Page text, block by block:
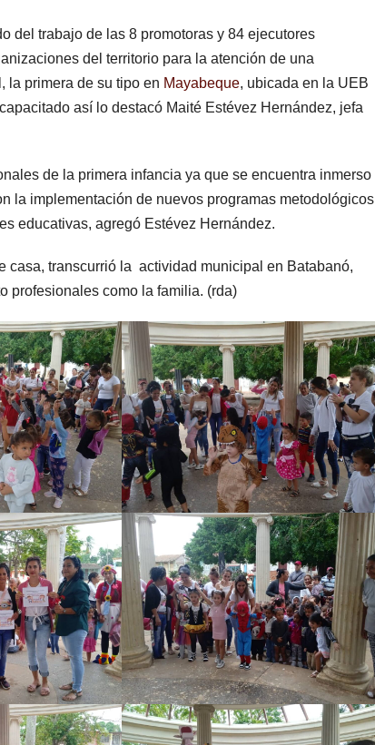
del trabajo de las 8 promotoras y 84 ejecutores
del territorio para la atención de una
la primera de su tipo en Mayabeque, ubicada en la UEB
así lo destacó Maité Estévez Hernández, jefa
de la primera infancia ya que se encuentra inmerso
la implementación de nuevos programas metodológicos
educativas, agregó Estévez Hernández.
casa, transcurrió la actividad municipal en Batabanó,
profesionales como la familia. (rda)